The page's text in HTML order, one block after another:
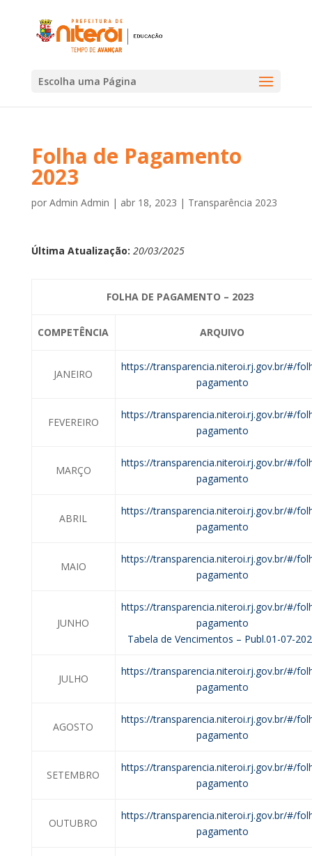
Escolha uma Página
Folha de Pagamento
2023
por Admin Admin | abr 18, 2023 | Transparência 2023
Última Atualização: 20/03/2025
FOLHA DE PAGAMENTO – 2023
COMPETÊNCIA ARQUIVO
JANEIRO
https://transparencia.niteroi.rj.gov.br/#/
pagamento
FEVEREIRO
https://transparencia.niteroi.rj.gov.br/#/
pagamento
MARÇO
https://transparencia.niteroi.rj.gov.br/#/
pagamento
ABRIL
https://transparencia.niteroi.rj.gov.br/#/
pagamento
MAIO
https://transparencia.niteroi.rj.gov.br/#/
pagamento
JUNHO
https://transparencia.niteroi.rj.gov.br/#/
pagamento
Tabela de Vencimentos – Publ.01-07-
JULHO
https://transparencia.niteroi.rj.gov.br/#/
pagamento
AGOSTO
https://transparencia.niteroi.rj.gov.br/#/
pagamento
SETEMBRO
https://transparencia.niteroi.rj.gov.br/#/
pagamento
OUTUBRO
https://transparencia.niteroi.rj.gov.br/#/
pagamento